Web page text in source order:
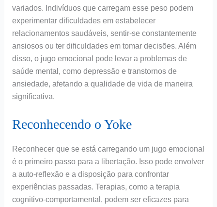
variados. Indivíduos que carregam esse peso podem
experimentar dificuldades em estabelecer
relacionamentos saudáveis, sentir-se constantemente
ansiosos ou ter dificuldades em tomar decisões. Além
disso, o jugo emocional pode levar a problemas de
saúde mental, como depressão e transtornos de
ansiedade, afetando a qualidade de vida de maneira
significativa.
Reconhecendo o Yoke
Reconhecer que se está carregando um jugo emocional
é o primeiro passo para a libertação. Isso pode envolver
a auto-reflexão e a disposição para confrontar
experiências passadas. Terapias, como a terapia
cognitivo-comportamental, podem ser eficazes para